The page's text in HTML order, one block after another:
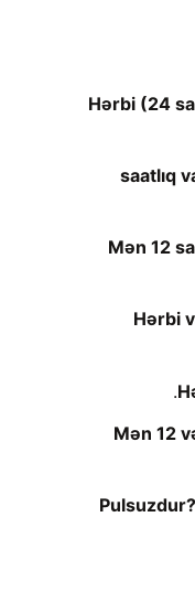
Hərbi (24
Mən 12
Hərbi
Mən 12
Pulsuzdur?